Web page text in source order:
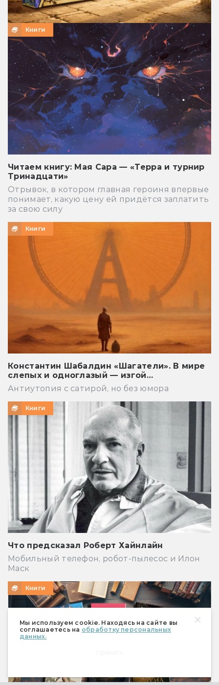
Мы используем cookie. Находясь на сайте вы
соглашаетесь на обработку персональных
данных.
Книги
Читаем книгу: Мая Сара — «Терра и турнир
Тринадцати»
Отрывок, в котором главная героиня впервые
понимает, какую цену ей придётся заплатить
за свою силу
Книги
Константин Шабалдин «Шагатели». В мире
слепых и одноглазый — изгой…
Антиутопия с сатирой, но без юмора
Книги
Что предсказал Роберт Хайнлайн
Мобильный телефон, робот-пылесос и Илон
Маск
Книги